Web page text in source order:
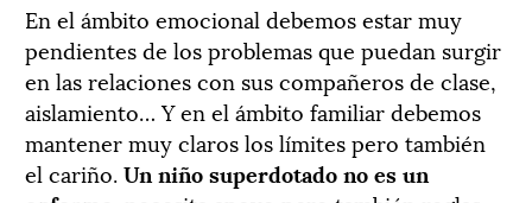
En el ámbito emocional debemos estar muy
pendientes de los problemas que puedan surgir
en las relaciones con sus compañeros de clase,
aislamiento… Y en el ámbito familiar debemos
mantener muy claros los límites pero también
el cariño.Un niño superdotado no es un